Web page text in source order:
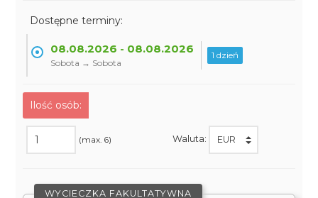
Dostępne terminy:
08.08.2026 - 08.08.2026
Sobota → Sobota
1 dzień
Ilość osób:
(max. 6) Waluta:
WYCIECZKA FAKULTATYWNA